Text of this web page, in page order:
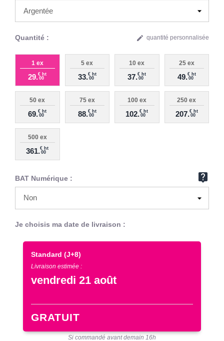
Quantité : edit quantité personnalisée
1 ex
29.€ ht
00
5 ex
33.€ ht
00
10 ex
37.€ ht
00
25 ex
49.€ ht
00
50 ex
69.€ ht
00
75 ex
88.€ ht
00
100 ex
102.€ ht
00
250 ex
207.€ ht
00
500 ex
361.€ ht
00
BAT Numérique : live_help
Je choisis ma date de livraison :
Standard (J+8)
Livraison estimée :
vendredi 21 août
GRATUIT
Si commandé avant demain 16h